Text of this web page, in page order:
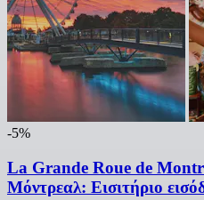
-5%
La Grande Roue de
Μόντρεαλ: Εισιτήριο